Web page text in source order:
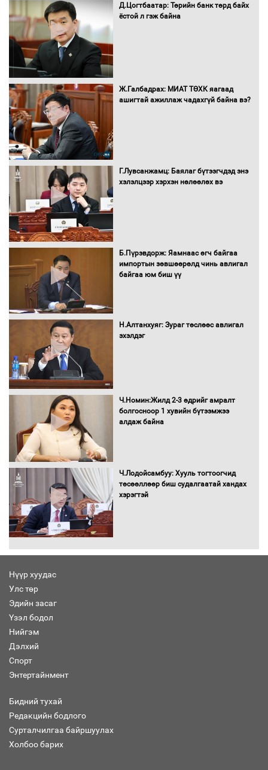
Бүх шатанд хэмнэлтийн горимд
орчныг бүрдүүллээ
Д.Цогтбаатар: Төрийн банк төрд байх
ёстой л гэж байна
Ж.Галбадрах: МИАТ ТӨХК яагаад
ашигтай ажиллаж чадахгүй байна вэ?
Г.Лувсанжамц: Баялаг бүтээгчдэд энэ
хэлэлцээр хэрхэн нөлөөлөх вэ
Б.Пүрэвдорж: Яамнаас өгч байгаа
импортын зөвшөөрөлд чинь авлигал
байгаа юм биш үү
Н.Алтанхуяг: Зураг төслөөс авлигал
эхэлдэг
Ч.Номин:Жилд 2-3 өдрийг амралт
болгосноор 1 хувийн бүтээмжээ
алдаж байна
Ч.Лодойсамбуу: Хууль тогтоогчид
төсөөллөөр биш судалгаатай хандах
хэрэгтэй
Нүүр хуудас
Улс төр
Эдийн засаг
Үзэл бодол
Нийгэм
Дэлхий
Спорт
Энтертайнмент
Бидний тухай
Редакцийн бодлого
Сурталчилгаа байршуулах
Холбоо барих